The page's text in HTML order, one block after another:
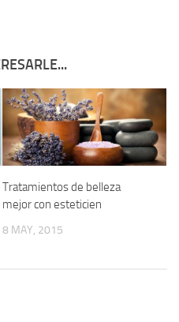
Tratamientos de belleza
mejor con esteticien
8 MAY, 2015